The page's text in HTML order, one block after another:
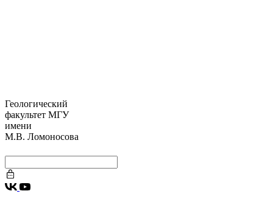
Геологический
факультет МГУ
имени
М.В. Ломоносова